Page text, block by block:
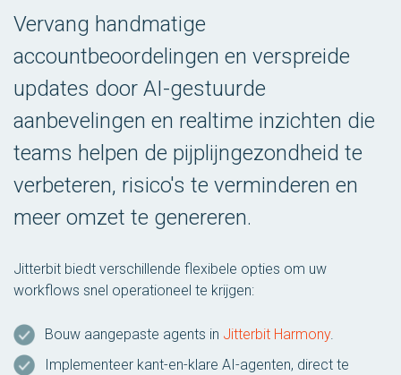
Vervang handmatige
accountbeoordelingen en verspreide
updates door AI-gestuurde
aanbevelingen en realtime inzichten die
teams helpen de pijplijngezondheid te
verbeteren, risico's te verminderen en
meer omzet te genereren.
Jitterbit biedt verschillende flexibele opties om uw
workflows snel operationeel te krijgen:
Bouw aangepaste agents in Jitterbit Harmony.
Implementeer kant-en-klare AI-agenten, direct te